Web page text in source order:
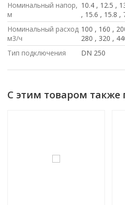
Номинальный напор,
м
10.4 , 12.5 ,
, 15.6 , 15.8 ,
Номинальный расход
м3/ч
100 , 160 ,
280 , 320 ,
Тип подключения
DN 250
С этим товаром также